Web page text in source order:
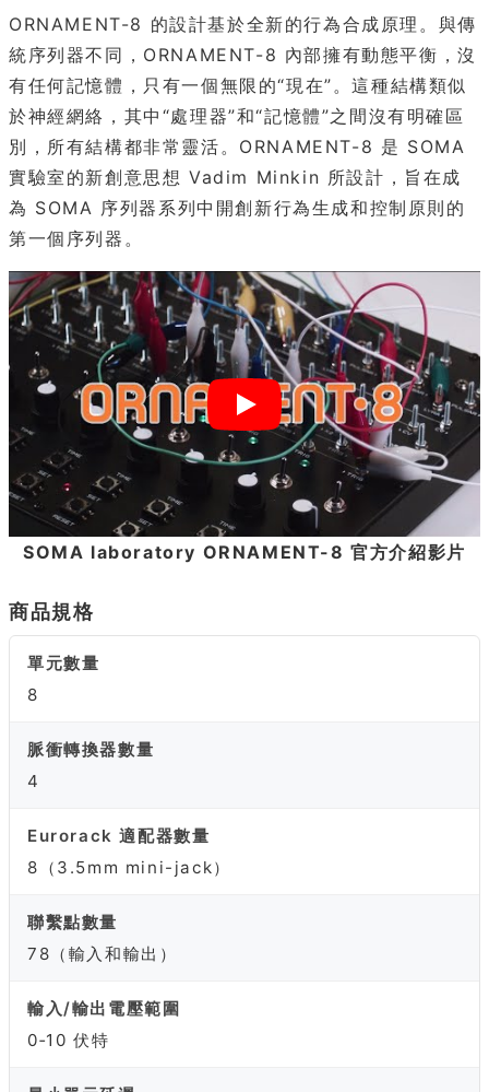
ORNAMENT-8 的設計基於全新的行為合成原理。與傳
統序列器不同，ORNAMENT-8 內部擁有動態平衡，沒
有任何記憶體，只有一個無限的“現在”。這種結構類似
於神經網絡，其中“處理器”和“記憶體”之間沒有明確區
別，所有結構都非常靈活。ORNAMENT-8 是 SOMA
實驗室的新創意思想 Vadim Minkin 所設計，旨在成
為 SOMA 序列器系列中開創新行為生成和控制原則的
第一個序列器。
SOMA laboratory ORNAMENT-8 官方介紹影片
商品規格
單元數量
8
脈衝轉換器數量
4
Eurorack 適配器數量
8（3.5mm mini-jack）
聯繫點數量
78（輸入和輸出）
輸入/輸出電壓範圍
0‑10 伏特